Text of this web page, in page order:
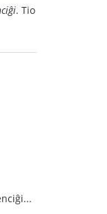
. Tio